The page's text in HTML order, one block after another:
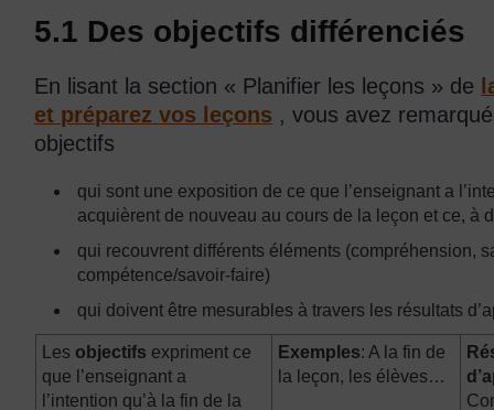
5.1 Des objectifs différenciés
En lisant la section « Planifier les leçons » de
et préparez vos leçons , vous avez
objectifs
qui sont une exposition de ce que l’enseignant a
acquièrent de nouveau au cours de la leçon et ce, à
qui recouvrent différents éléments (compréhension,
compétence/savoir-faire)
qui doivent être mesurables à travers les résultats
Les objectifs expriment ce
que l’enseignant a
l’intention qu’à la fin de la
Exemples: A la fin de
la leçon, les élèves…